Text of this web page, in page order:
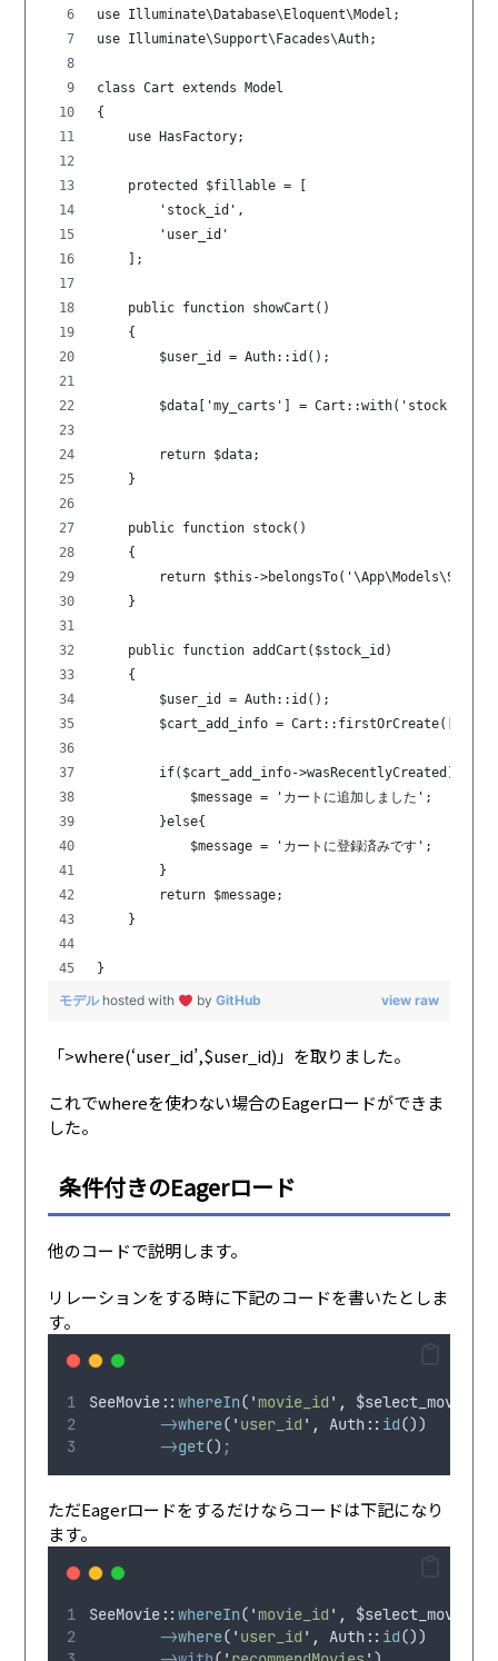
use Illuminate\Database\Eloquent\Model;
use Illuminate\Support\Facades\Auth;
class Cart extends Model
{
    use HasFactory;
    protected $fillable = [
        'stock_id',
        'user_id'
    ];
    public function showCart()
    {
        $user_id = Auth::id();
$data['my_carts'] = Cart::with('stock')-
        return $data;
    }
    public function stock()
    {
return $this-
    }
    public function addCart($stock_id)
    {
        $user_id = Auth::id();
$cart_add_info =
        if($cart_add_info->wasRecentlyCreated){
            $message = 'カートに追加しました';
        }else{
            $message = 'カートに登録済みです';
        }
        return $message;
    }
}
view raw
モデル hosted with byGitHub
「>where(‘user_id’,$user_id)」を取りました。
これでwhereを使わない場合のEagerロードができま
した。
条件付きのEagerロード
他のコードで説明します。
リレーションをする時に下記のコードを書いたとしま
す。
SeeMovie: : whereIn( ' movie_id ' , $select_movie_id
->where( ' user_id ' , Auth:: id())
->get() ;
ただEagerロードをするだけならコードは下記になり
ます。
SeeMovie: : whereIn( ' movie_id ' , $select_movie_id
->where( ' user_id ' , Auth:: id())